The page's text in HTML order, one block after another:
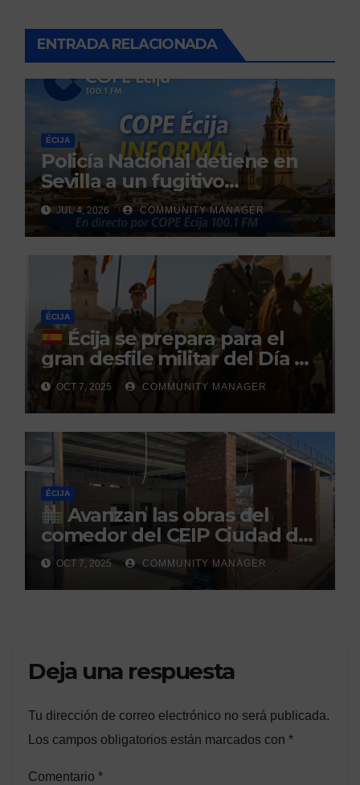
ENTRADA RELACIONADA
ÉCIJA
Policía Nacional detiene en
Sevilla a un fugitivo
reclamado por narcotráfico
tras no regresar a prisión
durante un permiso
penitenciario
JUL 4, 2026 COMMUNITY MANAGER
ÉCIJA
Écija se prepara para el
gran desfile militar del Día de
la Hispanidad organizado por
el Centro Militar de Cría
Caballar
OCT 7, 2025 COMMUNITY MANAGER
ÉCIJA
Avanzan las obras del
comedor del CEIP Ciudad del
Sol: su finalización está
prevista para finales de 2025
OCT 7, 2025 COMMUNITY MANAGER
Deja una respuesta
Tu dirección de correo electrónico no será publicada.
Los campos obligatorios están marcados con *
Comentario *